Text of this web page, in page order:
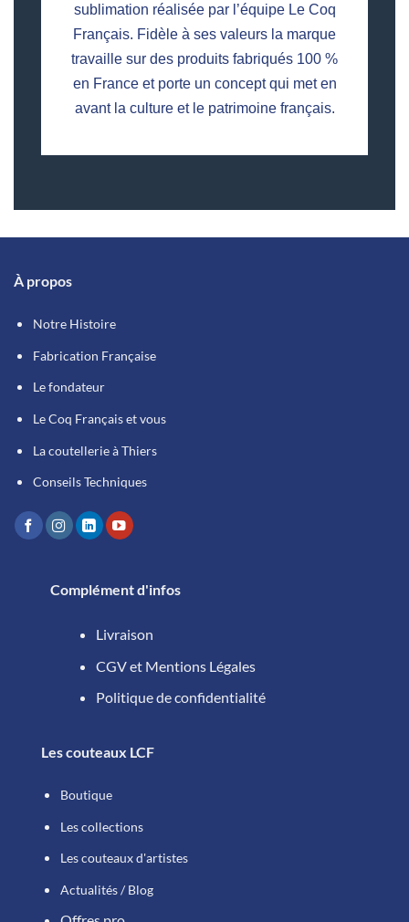
sublimation réalisée par l’équipe Le Coq
Français. Fidèle à ses valeurs la marque
travaille sur des produits fabriqués 100 %
en France et porte un concept qui met en
avant la culture et le patrimoine français.
À propos
Notre Histoire
Fabrication Française
Le fondateur
Le Coq Français et vous
La coutellerie à Thiers
Conseils Techniques
Les couteaux LCF
Boutique
Les collections
Les couteaux d'artistes
Actualités / Blog
Complément d'infos
Livraison
CGV et Mentions Légales
Politique de confidentialité